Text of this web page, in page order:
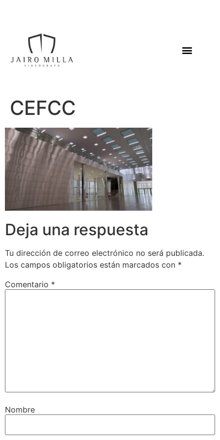
CEFCC
Deja una respuesta
Tu dirección de correo electrónico no será publicada.
Los campos obligatorios están marcados con *
Comentario *
Nombre